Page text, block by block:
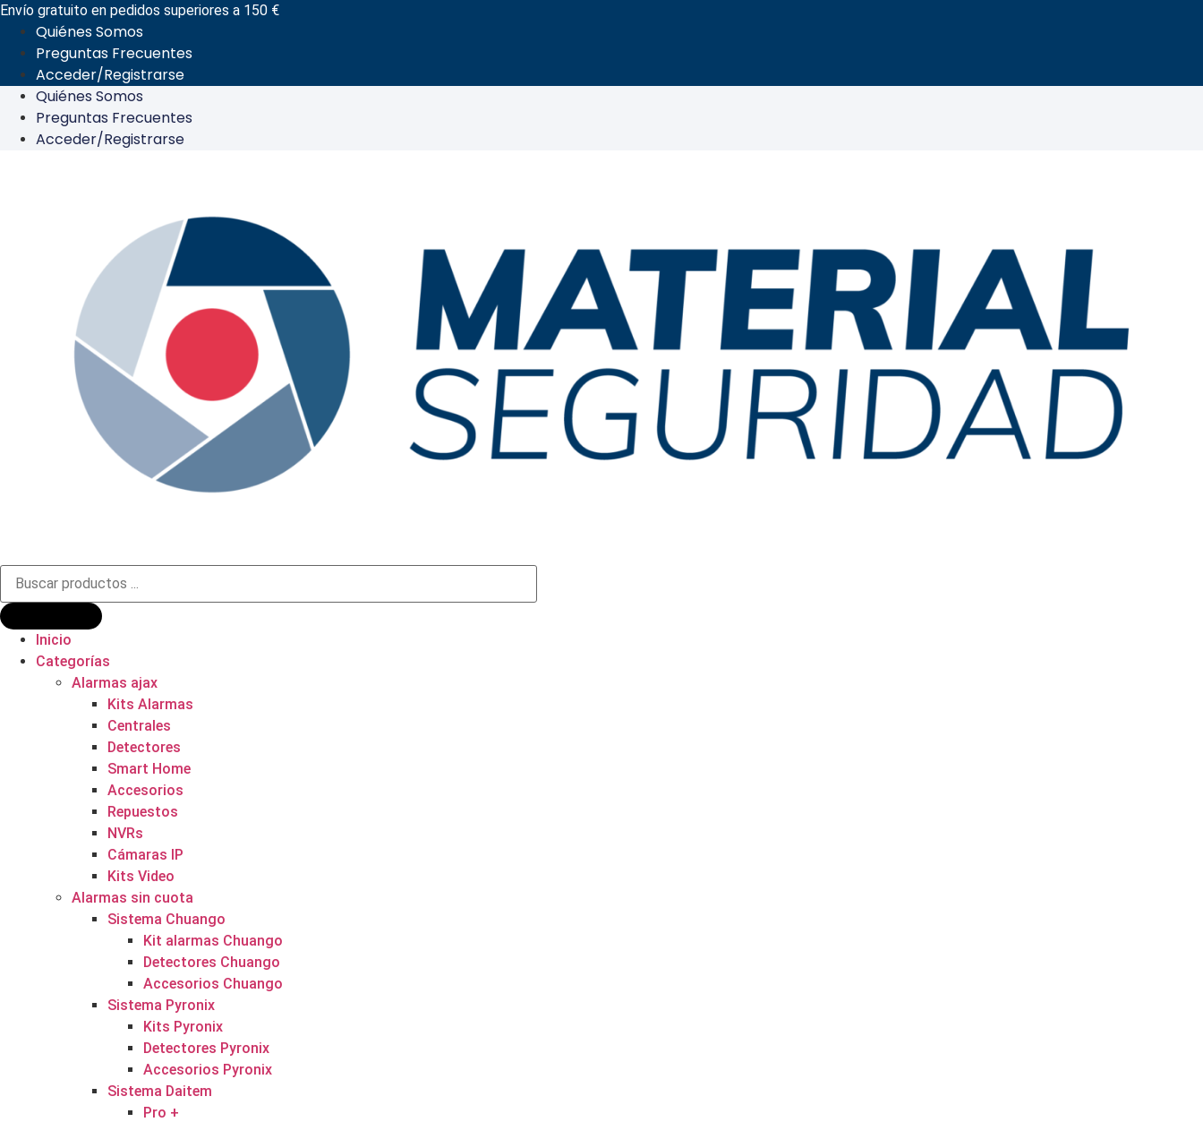
Ir
contenido
Envío gratuito en pedidos superiores a 150 €
Quiénes Somos
Preguntas Frecuentes
Acceder/Registrarse
Quiénes Somos
Preguntas Frecuentes
Acceder/Registrarse
Búsqueda
productos
Inicio
Categorías
Alarmas ajax
Kits Alarmas
Centrales
Detectores
Smart Home
Accesorios
Repuestos
NVRs
Cámaras IP
Kits Video
Alarmas sin cuota
Sistema Chuango
Kit alarmas Chuango
Detectores Chuango
Accesorios Chuango
Sistema Pyronix
Kits Pyronix
Detectores Pyronix
Accesorios Pyronix
Sistema Daitem
Pro +